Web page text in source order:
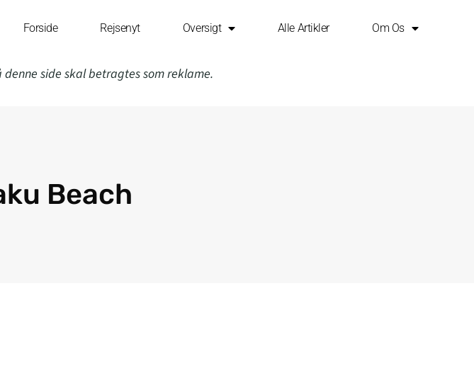
Forside Rejsenyt Oversigt Alle Artikler Om Os
side skal betragtes som reklame.
Beach